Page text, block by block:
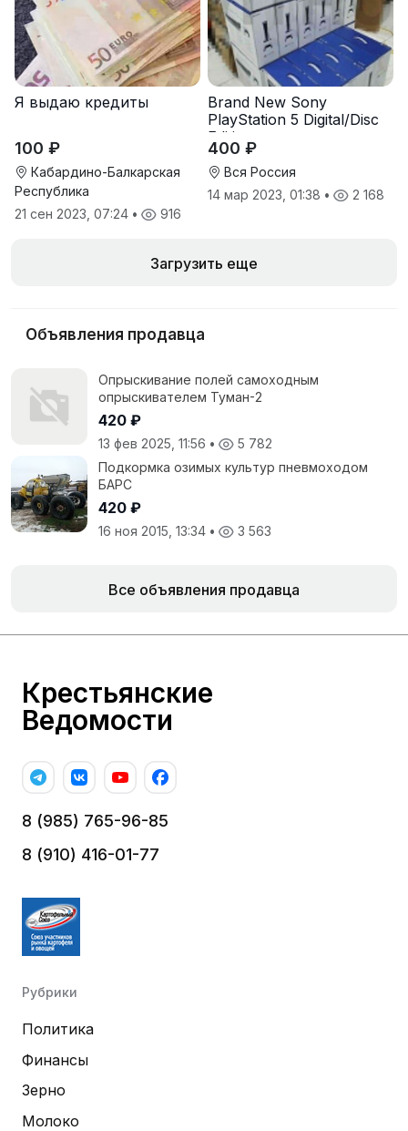
Я выдаю кредиты
100 ₽
Кабардино-Балкарская
Республика
21 сен 2023, 07:24 • 916
Brand New Sony
PlayStation 5 Digital/Disc
Edition
400 ₽
Вся Россия
14 мар 2023, 01:38 • 2 168
Загрузить еще
Объявления продавца
Опрыскивание полей самоходным
опрыскивателем Туман-2
420 ₽
13 фев 2025, 11:56 •
5 782
Подкормка озимых культур пневмоходом
БАРС
420 ₽
16 ноя 2015, 13:34 • 3 563
Все объявления продавца
Крестьянские
Ведомости
8 (985) 765-96-85
8 (910) 416-01-77
Рубрики
Политика
Финансы
Зерно
Молоко